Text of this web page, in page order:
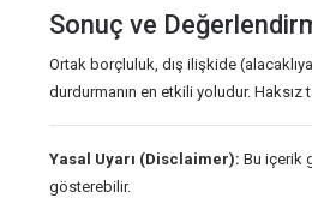
Sonuç ve
Ortak borçluluk, dış ilişkide
durdurmanın en etkili yoludur.
Yasal Uyarı (Disclaimer): Bu içerik
gösterebilir.